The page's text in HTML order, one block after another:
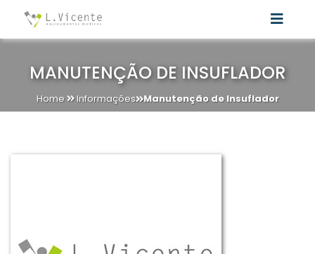
MANUTENÇÃO DE INSUFLADOR
Home Informações Manutenção de Insuflador